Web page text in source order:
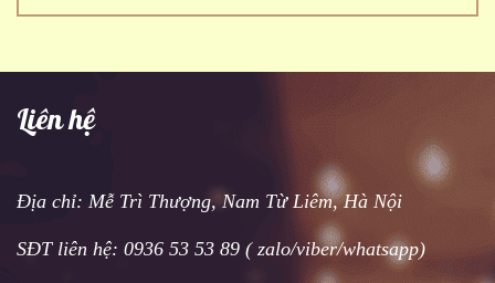
Liên hệ
Địa chỉ: Mễ Trì Thượng, Nam Từ Liêm, Hà Nội
SĐT liên hệ: 0936 53 53 89 ( zalo/viber/whatsapp)